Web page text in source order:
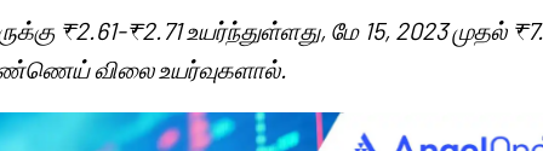
₹2.61-₹2.71 உயர்ந்துள்ளது, மே 15, 2023 முதல்
விலை உயர்வுகளால்.